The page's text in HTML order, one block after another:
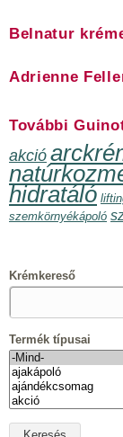
Belnatur
Adrienne
További
akció
hidratáló
szemkörnyékápoló
Krémkereső
Termék típusai